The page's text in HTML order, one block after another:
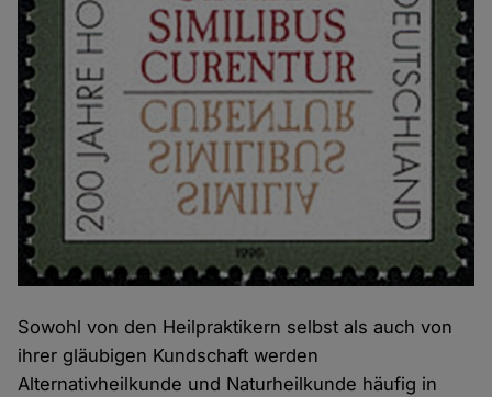
Sowohl von den Heilpraktikern selbst als auch von
ihrer gläubigen Kundschaft werden
Alternativheilkunde und Naturheilkunde häufig in